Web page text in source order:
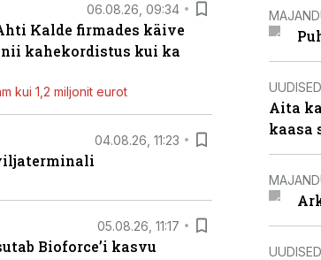
06.08.26, 09:34
Kalde firmades käive
kahekordistus kui ka
kui 1,2 miljonit eurot
04.08.26, 11:23
05.08.26, 11:17
Bioforce’i kasvu
UUDISED
Aita
kaasa
UUDISED